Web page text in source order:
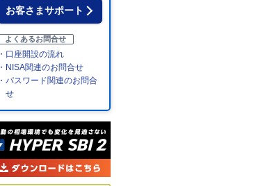
お客さまサポート
よくあるお問合せ
・口座開設の流れ
・NISA関連のお問合せ
・パスワード関連のお問合
せ